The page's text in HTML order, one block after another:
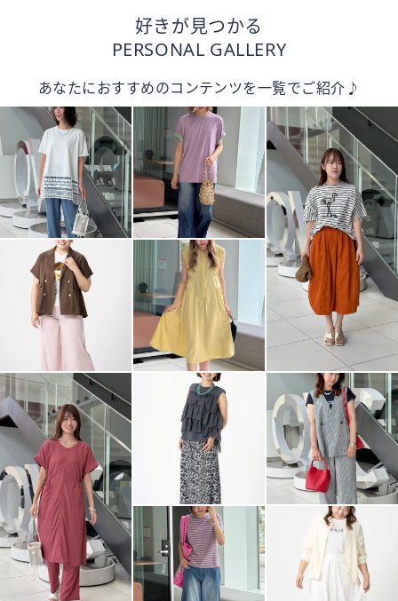
好きが見つかる
PERSONAL GALLERY
あなたにおすすめのコンテンツを一覧でご紹介♪